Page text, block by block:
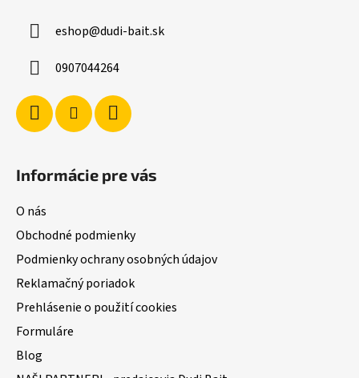
eshop@dudi-bait.sk
0907044264
Informácie pre vás
O nás
Obchodné podmienky
Podmienky ochrany osobných údajov
Reklamačný poriadok
Prehlásenie o použití cookies
Formuláre
Blog